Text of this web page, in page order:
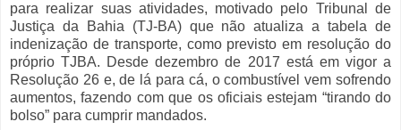
para realizar suas atividades, motivado pelo Tribunal de
Justiça da Bahia (TJ-BA) que não atualiza a tabela de
indenização de transporte, como previsto em resolução do
próprio TJBA. Desde dezembro de 2017 está em vigor a
Resolução 26 e, de lá para cá, o combustível vem sofrendo
aumentos, fazendo com que os oficiais estejam “tirando do
bolso” para cumprir mandados.